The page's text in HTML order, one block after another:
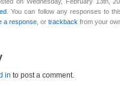
. You can follow any responses to
a response , or trackback from your
in to post a comment.